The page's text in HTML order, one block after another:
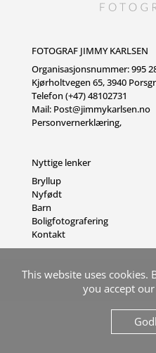
FOTOGRAF JIMMY KARLSEN
Organisasjonsnummer: 995
Kjørholtvegen 65, 3940
Telefon (+47) 48102731
Mail: Post@jimmykarlsen.no
Personvernerklæring,
Nyttige lenker
Bryllup
Nyfødt
Barn
Boligfotografering
Kontakt
This website uses cookies.
you accept